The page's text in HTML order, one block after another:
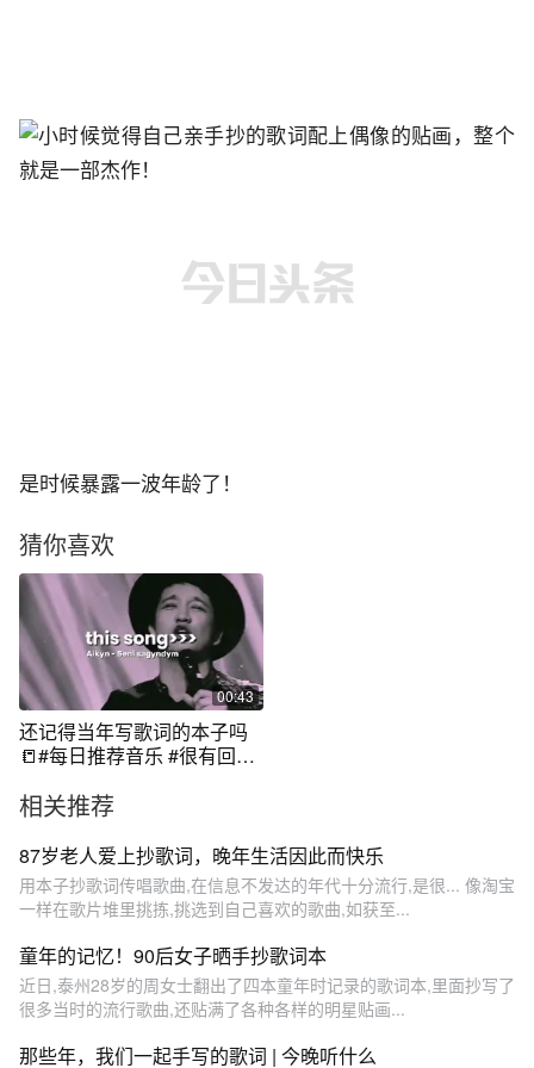
是时候暴露一波年龄了！
猜你喜欢
00:43
还记得当年写歌词的本子吗
📒#每日推荐音乐 #很有回忆
相关推荐
87岁老人爱上抄歌词，晚年生活因此而快乐
用本子抄歌词传唱歌曲,在信息不发达的年代十分流行,是很... 像淘宝
一样在歌片堆里挑拣,挑选到自己喜欢的歌曲,如获至...
童年的记忆！90后女子晒手抄歌词本
近日,泰州28岁的周女士翻出了四本童年时记录的歌词本,里面抄写了
很多当时的流行歌曲,还贴满了各种各样的明星贴画...
那些年，我们一起手写的歌词 | 今晚听什么